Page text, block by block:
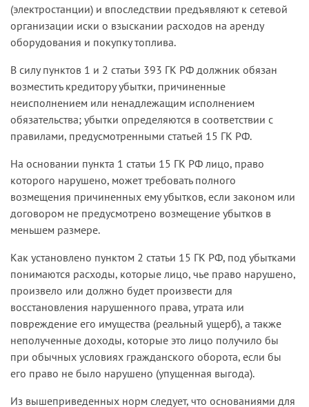
(электростанции) и впоследствии предъявляют к сетевой
организации иски о взыскании расходов на аренду
оборудования и покупку топлива.
В силу пунктов 1 и 2 статьи 393 ГК РФ должник обязан
возместить кредитору убытки, причиненные
неисполнением или ненадлежащим исполнением
обязательства; убытки определяются в соответствии с
правилами, предусмотренными статьей 15 ГК РФ.
На основании пункта 1 статьи 15 ГК РФ лицо, право
которого нарушено, может требовать полного
возмещения причиненных ему убытков, если законом или
договором не предусмотрено возмещение убытков в
меньшем размере.
Как установлено пунктом 2 статьи 15 ГК РФ, под убытками
понимаются расходы, которые лицо, чье право нарушено,
произвело или должно будет произвести для
восстановления нарушенного права, утрата или
повреждение его имущества (реальный ущерб), а также
неполученные доходы, которые это лицо получило бы
при обычных условиях гражданского оборота, если бы
его право не было нарушено (упущенная выгода).
Из вышеприведенных норм следует, что основаниями для